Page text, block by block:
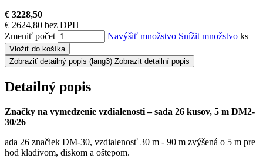
€ 3228,50
€ 2624,80 bez DPH
Zmeniť počet
Navýšiť množstvo Snížit množstvo ks
Vložiť do košíka
Zobraziť detailný popis (lang3) Zobrazit detailní popis
Detailný popis
Značky na vymedzenie vzdialenosti – sada 26 kusov, 5 m DM2-
30/26
ada 26 značiek DM-30, vzdialenosť 30 m - 90 m zvýšená o 5 m pre
hod kladivom, diskom a oštepom.